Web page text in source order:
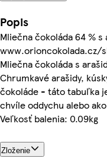
Popis
Mliečna čokoláda 64 % s
www.orioncokolada.cz/
Mliečna čokoláda s
Chrumkavé arašidy,
čokoláde - táto tabuľka
chvíle oddychu alebo
Veľkosť balenia: 0.09kg
Zloženie